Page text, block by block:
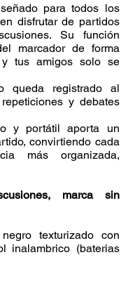
para todos los
disfrutar de partidos
Su función
marcador de forma
tus amigos solo se
queda registrado al
y debates
y portátil aporta un
convirtiendo cada
más organizada,
marca sin
texturizado con
inalambrico (baterias